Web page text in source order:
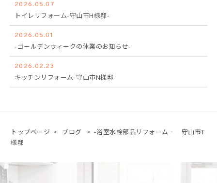
2026.05.07
トイレリフォーム-守山市H様邸-
2026.05.01
-ゴールデンウィークの休業のお知らせ-
2026.02.23
キッチンリフォーム-守山市N様邸-
トップページ > ブログ > -浴室水栓部品リフォーム‐ 守山市T
様邸